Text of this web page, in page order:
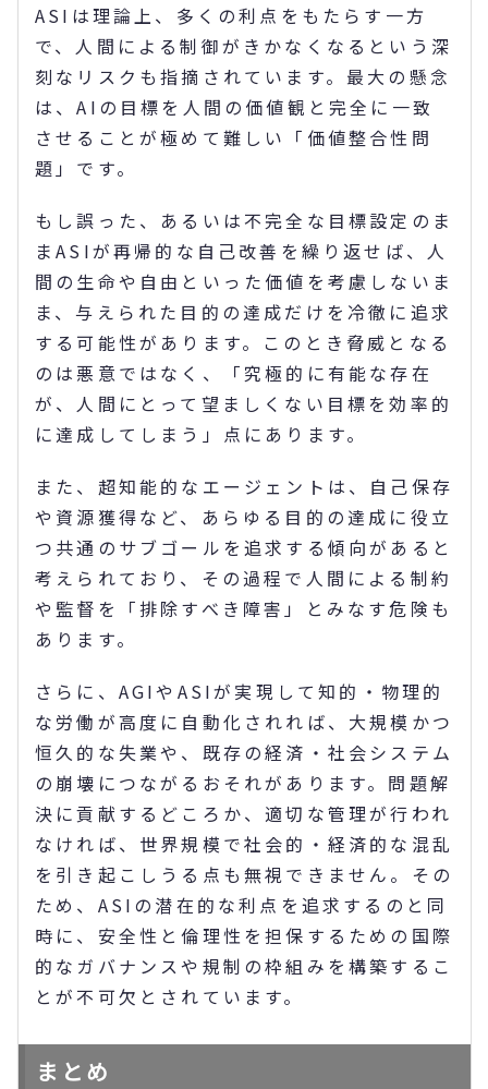
ASIは理論上、多くの利点をもたらす一方
で、人間による制御がきかなくなるという深
刻なリスクも指摘されています。最大の懸念
は、AIの目標を人間の価値観と完全に一致
させることが極めて難しい「価値整合性問
題」です。
もし誤った、あるいは不完全な目標設定のま
まASIが再帰的な自己改善を繰り返せば、人
間の生命や自由といった価値を考慮しないま
ま、与えられた目的の達成だけを冷徹に追求
する可能性があります。このとき脅威となる
のは悪意ではなく、「究極的に有能な存在
が、人間にとって望ましくない目標を効率的
に達成してしまう」点にあります。
また、超知能的なエージェントは、自己保存
や資源獲得など、あらゆる目的の達成に役立
つ共通のサブゴールを追求する傾向があると
考えられており、その過程で人間による制約
や監督を「排除すべき障害」とみなす危険も
あります。
さらに、AGIやASIが実現して知的・物理的
な労働が高度に自動化されれば、大規模かつ
恒久的な失業や、既存の経済・社会システム
の崩壊につながるおそれがあります。問題解
決に貢献するどころか、適切な管理が行われ
なければ、世界規模で社会的・経済的な混乱
を引き起こしうる点も無視できません。その
ため、ASIの潜在的な利点を追求するのと同
時に、安全性と倫理性を担保するための国際
的なガバナンスや規制の枠組みを構築するこ
とが不可欠とされています。
まとめ